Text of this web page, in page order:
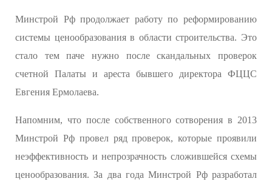
Минстрой Рф продолжает работу по реформированию
системы ценообразования в области строительства. Это
стало тем паче нужно после скандальных проверок
счетной Палаты и ареста бывшего директора ФЦЦС
Евгения Ермолаева.
Напомним, что после собственного сотворения в 2013
Минстрой Рф провел ряд проверок, которые проявили
неэффективность и непрозрачность сложившейся схемы
ценообразования. За два года Минстрой Рф разработал